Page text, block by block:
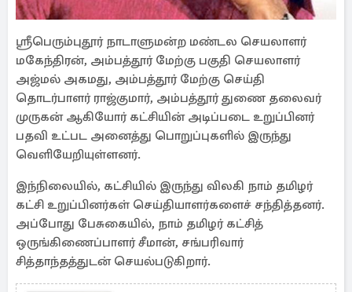
ஸ்ரீபெரும்புதூர் நாடாளுமன்ற மண்டல செயலாளர்
மகேந்திரன், அம்பத்தூர் மேற்கு பகுதி செயலாளர்
அஜ்மல் அகமது, அம்பத்தூர் மேற்கு செய்தி
தொடர்பாளர் ராஜ்குமார், அம்பத்தூர் துணை தலைவர்
முருகன் ஆகியோர் கட்சியின் அடிப்படை உறுப்பினர்
பதவி உட்பட அனைத்து பொறுப்புகளில் இருந்து
வெளியேறியுள்ளனர்.
இந்நிலையில், கட்சியில் இருந்து விலகி நாம் தமிழர்
கட்சி உறுப்பினர்கள் செய்தியாளர்களைச் சந்தித்தனர்.
அப்போது பேசுகையில், நாம் தமிழர் கட்சித்
ஒருங்கிணைப்பாளர் சீமான், சங்பரிவார்
சித்தாந்தத்துடன் செயல்படுகிறார்.